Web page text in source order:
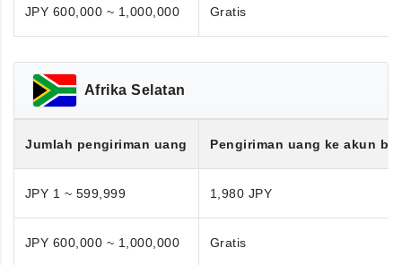
JPY 600,000 ~ 1,000,000 Gratis
Afrika Selatan
Jumlah pengiriman uang Pengiriman uang ke akun
JPY 1 ~ 599,999 1,980 JPY
JPY 600,000 ~ 1,000,000 Gratis